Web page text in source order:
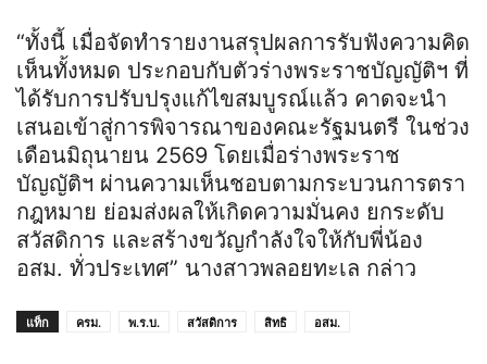
“ทั้งนี้ เมื่อจัดทำรายงานสรุปผลการรับฟังความคิด
เห็นทั้งหมด ประกอบกับตัวร่างพระราชบัญญัติฯ ที่
ได้รับการปรับปรุงแก้ไขสมบูรณ์แล้ว คาดจะนำ
เสนอเข้าสู่การพิจารณาของคณะรัฐมนตรี ในช่วง
เดือนมิถุนายน 2569 โดยเมื่อร่างพระราช
บัญญัติฯ ผ่านความเห็นชอบตามกระบวนการตรา
กฎหมาย ย่อมส่งผลให้เกิดความมั่นคง ยกระดับ
สวัสดิการ และสร้างขวัญกำลังใจให้กับพี่น้อง
อสม. ทั่วประเทศ” นางสาวพลอยทะเล กล่าว
แท็ก ครม. พ.ร.บ. สวัสดิการ สิทธิ อสม.